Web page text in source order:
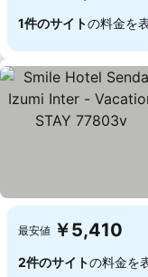
1件のサイトの料金を
最安値 ￥5,410
2件のサイトの料金を